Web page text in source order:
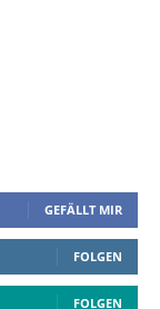
GEFÄLLT MIR
FOLGEN
FOLGEN